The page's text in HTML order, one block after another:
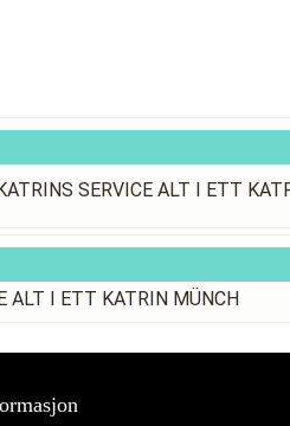
SERVICE ALT I ETT
ALT I ETT KATRIN MÜNCH